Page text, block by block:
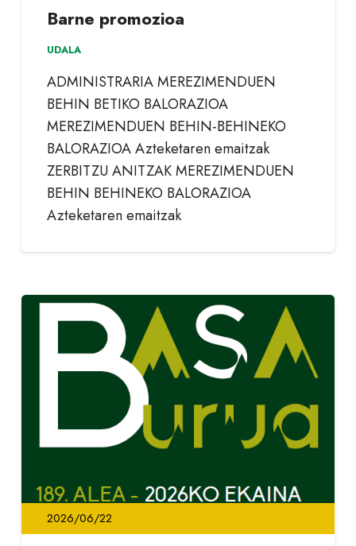
Barne promozioa
UDALA
ADMINISTRARIA MEREZIMENDUEN
BEHIN BETIKO BALORAZIOA
MEREZIMENDUEN BEHIN-BEHINEKO
BALORAZIOA Azteketaren emaitzak
ZERBITZU ANITZAK MEREZIMENDUEN
BEHIN BEHINEKO BALORAZIOA
Azteketaren emaitzak
2026/06/22